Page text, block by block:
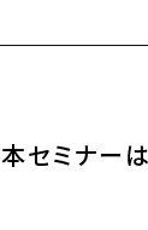
本セミナー